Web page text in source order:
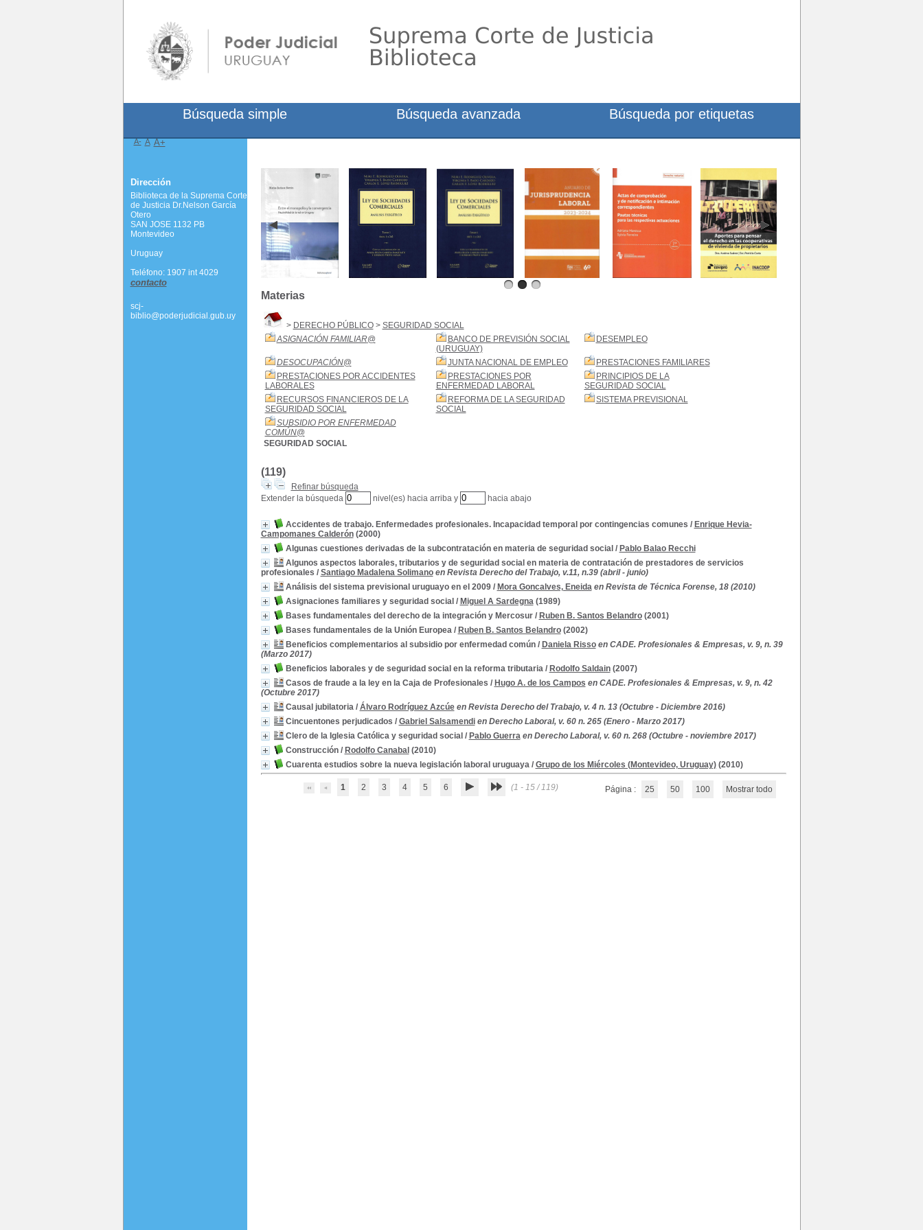
Materias
> DERECHO PÚBLICO> SEGURIDAD SOCIAL
ASIGNACIÓN FAMILIAR@
BANCO DE PREVISIÓN SOCIAL
(URUGUAY)
DESEMPLEO
DESOCUPACIÓN@ JUNTA NACIONAL DE EMPLEO
PRESTACIONES FAMILIARES
PRESTACIONES POR ACCIDENTES
LABORALES
PRESTACIONES POR
ENFERMEDAD LABORAL
PRINCIPIOS DE LA
SEGURIDAD SOCIAL
RECURSOS FINANCIEROS DE LA
SEGURIDAD SOCIAL
REFORMA DE LA SEGURIDAD
SOCIAL
SISTEMA PREVISIONAL
SUBSIDIO POR ENFERMEDAD
COMÚN@
SEGURIDAD SOCIAL
(119)
Refinar búsqueda
Extender la búsqueda
nivel(es) hacia arriba y hacia abajo
Accidentes de trabajo. Enfermedades profesionales. Incapacidad temporal por contingencias comunes / Enrique Hevia-
Campomanes Calderón(2000)
Algunas cuestiones derivadas de la subcontratación en materia de seguridad social / Pablo Balao Recchi
Algunos aspectos laborales, tributarios y de seguridad social en materia de contratación de prestadores de servicios
profesionales / Santiago Madalena Solimano en Revista Derecho del Trabajo, v.11, n.39 (abril - junio)
Análisis del sistema previsional uruguayo en el 2009/ Mora Goncalves, Eneida en Revista de Técnica Forense, 18 (2010)
Asignaciones familiares y seguridad social / Miguel A Sardegna(1989)
Bases fundamentales del derecho de la integración y Mercosur/ Ruben B. Santos Belandro(2001)
Bases fundamentales de la Unión Europea/ Ruben B. Santos Belandro(2002)
Beneficios complementarios al subsidio por enfermedad común/ Daniela Risso en CADE. Profesionales & Empresas, v. 9, n. 39
(Marzo 2017)
Beneficios laborales y de seguridad social en la reforma tributaria/ Rodolfo Saldain(2007)
Casos de fraude a la ley en la Caja de Profesionales / Hugo A. de los Campos en CADE. Profesionales & Empresas, v. 9, n. 42
(Octubre 2017)
Causal jubilatoria/ Álvaro Rodríguez Azcúe en Revista Derecho del Trabajo, v. 4 n. 13 (Octubre - Diciembre 2016)
Cincuentones perjudicados / Gabriel Salsamendi en Derecho Laboral, v. 60 n. 265 (Enero - Marzo 2017)
Clero de la Iglesia Católica y seguridad social / Pablo Guerra en Derecho Laboral, v. 60 n. 268 (Octubre - noviembre 2017)
Construcción/ Rodolfo Canabal (2010)
Cuarenta estudios sobre la nueva legislación laboral uruguaya/ Grupo de los Miércoles (Montevideo, Uruguay)(2010)
1 2 3 4 5 6 (1 - 15 / 119) Página : 25 50 100 Mostrar todo
Búsqueda simple Búsqueda avanzada Búsqueda por etiquetas
A- A A+
Dirección
Biblioteca de la Suprema Corte
de Justicia Dr.Nelson García
Otero
SAN JOSE 1132 PB
Montevideo
Uruguay
Teléfono: 1907 int 4029
contacto
scj-
biblio@poderjudicial.gub.uy